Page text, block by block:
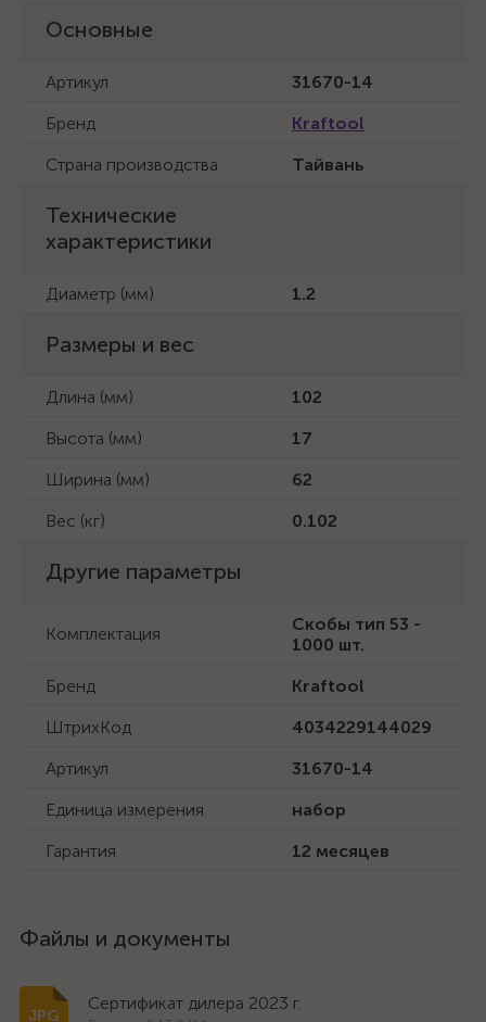
Основные
Артикул
31670-14
Бренд
Kraftool
Страна производства
Тайвань
Технические
характеристики
Диаметр (мм) 1.2
Размеры и вес
Длина (мм)
102
Высота (мм)
17
Ширина (мм)
62
Вес (кг)
0.102
Другие параметры
Комплектация
Скобы тип 53 -
1000 шт.
Бренд
Kraftool
ШтрихКод
4034229144029
Артикул
31670-14
Единица измерения
набор
Гарантия
12 месяцев
Файлы и документы
Сертификат дилера 2023 г.